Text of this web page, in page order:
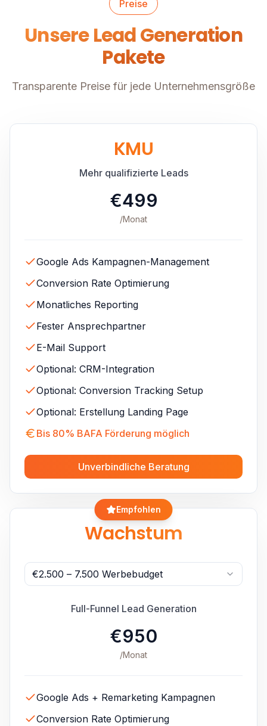
Preise
Unsere Lead Generation
Pakete
Transparente Preise für jede Unternehmensgröße
KMU
Mehr qualifizierte Leads
€499
/Monat
Google Ads Kampagnen-Management
Conversion Rate Optimierung
Monatliches Reporting
Fester Ansprechpartner
E-Mail Support
Optional: CRM-Integration
Optional: Conversion Tracking Setup
Optional: Erstellung Landing Page
Bis 80% BAFA Förderung möglich
Unverbindliche Beratung
Empfohlen
Wachstum
€2.500 – 7.500 Werbebudget
Full-Funnel Lead Generation
€950
/Monat
Google Ads + Remarketing Kampagnen
Conversion Rate Optimierung